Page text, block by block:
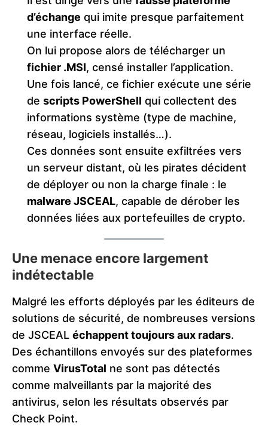
d’échange qui imite presque parfaitement
une interface réelle.
On lui propose alors de télécharger un
fichier .MSI, censé installer l’application.
Une fois lancé, ce fichier exécute une série
de scripts PowerShell qui collectent des
informations système (type de machine,
réseau, logiciels installés…).
Ces données sont ensuite exfiltrées vers
un serveur distant, où les pirates décident
de déployer ou non la charge finale : le
malware JSCEAL, capable de dérober les
données liées aux portefeuilles de crypto.
Une menace encore largement
indétectable
Malgré les efforts déployés par les éditeurs de
solutions de sécurité, de nombreuses versions
de JSCEAL échappent toujours aux radars.
Des échantillons envoyés sur des plateformes
comme VirusTotal ne sont pas détectés
comme malveillants par la majorité des
antivirus, selon les résultats observés par
Check Point.